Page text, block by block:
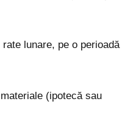
lunare, pe o perioadă
(ipotecă sau